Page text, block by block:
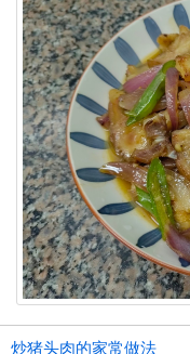
炒猪头肉的家常做法